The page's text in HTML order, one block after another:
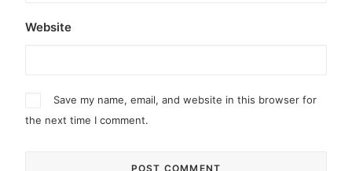
Website
Save my name, email, and website in this browser for
the next time I comment.